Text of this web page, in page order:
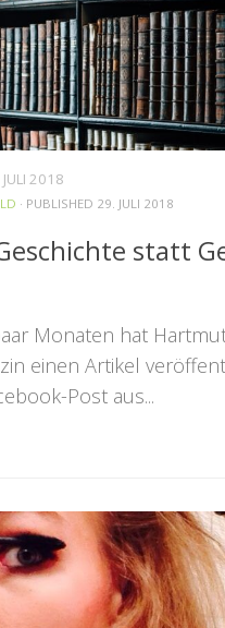
2018
· PUBLISHED 29. JULI 2018
statt
Monaten hat
einen Artikel
Post aus...